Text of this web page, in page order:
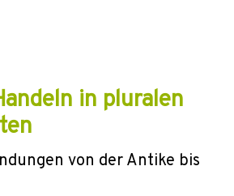
in pluralen
von der Antike bis